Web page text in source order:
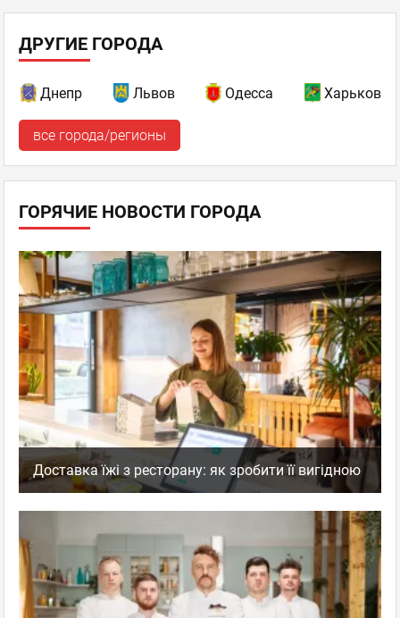
ДРУГИЕ ГОРОДА
Днепр Львов Одесса Харьков
все города/регионы
ГОРЯЧИЕ НОВОСТИ ГОРОДА
Доставка їжі з ресторану: як зробити її вигідною